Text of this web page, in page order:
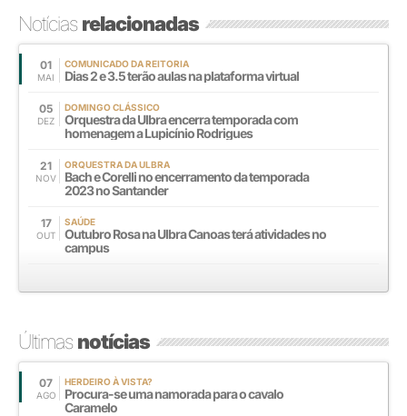
Notíciasrelacionadas
01
MAI
COMUNICADO DA REITORIA
Dias 2 e 3.5 terão aulas na plataforma virtual
05
DEZ
DOMINGO CLÁSSICO
Orquestra da Ulbra encerra temporada com
homenagem a Lupicínio Rodrigues
21
NOV
ORQUESTRA DA ULBRA
Bach e Corelli no encerramento da temporada
2023 no Santander
17
OUT
SAÚDE
Outubro Rosa na Ulbra Canoas terá atividades no
campus
Últimasnotícias
07
AGO
HERDEIRO À VISTA?
Procura-se uma namorada para o cavalo
Caramelo